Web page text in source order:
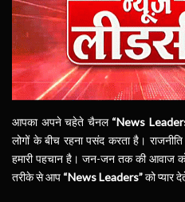
आपका अपने चहेते चैनल “News
लोगों के बीच रहना पसंद करता है।
हमारी पहचान है। जन-जन तक की आवाज
तरीके से आप “News Leaders”को प्यार